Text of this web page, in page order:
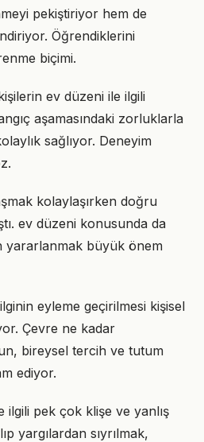
pekiştiriyor hem de
Öğrendiklerini
biçimi.
ev düzeni ile ilgili
aşamasındaki zorluklarla
sağlıyor. Deneyim
kolaylaşırken doğru
ev düzeni konusunda da
yararlanmak büyük önem
eyleme geçirilmesi kişisel
Çevre ne kadar
bireysel tercih ve tutum
ediyor.
ilgili pek çok klişe ve yanlış
yargılardan sıyrılmak,